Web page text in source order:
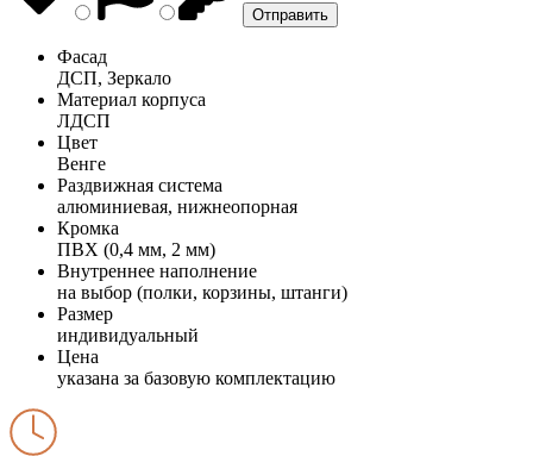
Фасад
ДСП, Зеркало
Материал корпуса
ЛДСП
Цвет
Венге
Раздвижная система
алюминиевая, нижнеопорная
Кромка
ПВХ (0,4 мм, 2 мм)
Внутреннее наполнение
на выбор (полки, корзины, штанги)
Размер
индивидуальный
Цена
указана за базовую комплектацию